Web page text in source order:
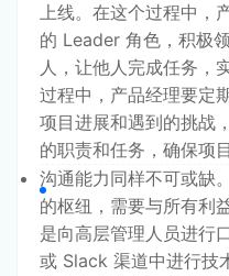
上线。在这个过程中，
的 Leader 角色，积极
人，让他人完成任务，
过程中，产品经理要定
项目进展和遇到的挑战
的职责和任务，确保项
沟通能力同样不可或缺
的枢纽，需要与所有利
是向高层管理人员进行
或 Slack 渠道中进行技